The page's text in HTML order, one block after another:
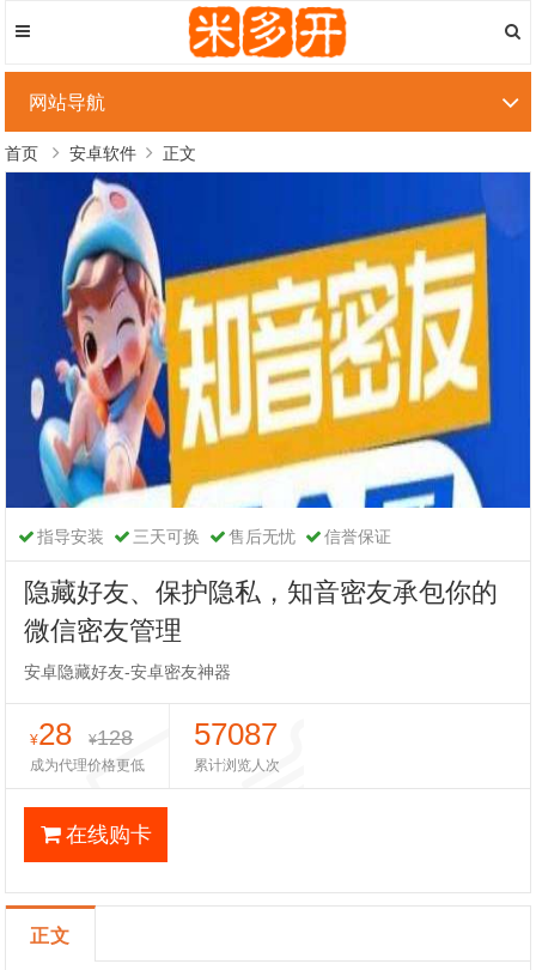
网站导航
首页 安卓软件 正文
指导安装 三天可换 售后无忧 信誉保证
隐藏好友、保护隐私，知音密友承包你的
微信密友管理
安卓隐藏好友-安卓密友神器
¥28 ¥128
成为代理价格更低
57087
累计浏览人次
在线购卡
正文